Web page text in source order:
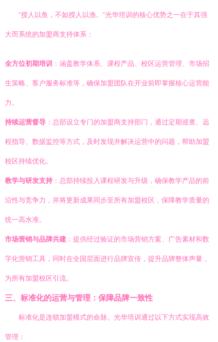
“授人以鱼，不如授人以渔。”光华培训的核心优势之一在于其强
大而系统的加盟商支持体系：
全方位初期培训 ：涵盖教学体系、课程产品、校区运营管理、市场招
生策略、客户服务标准等，确保加盟团队在开业前即掌握核心运营能
力。
持续运营督导 ：总部设立专门的加盟商支持部门，通过定期巡查、远
程指导、数据监控等方式，及时发现并解决运营中的问题，帮助加盟
校区持续优化。
教学与研发支持 ：总部持续投入课程研发与升级，确保教学产品的前
沿性与竞争力，并将更新成果同步至所有加盟校区，保障教学质量的
统一高水准。
市场营销与品牌共建 ：提供经过验证的市场营销方案、广告素材和数
字化营销工具，同时在全国层面进行品牌宣传，提升品牌整体声量，
为所有加盟校区引流。
三、标准化的运营与管理：保障品牌一致性
标准化是连锁加盟模式的命脉。光华培训通过以下方式实现高效
管理：